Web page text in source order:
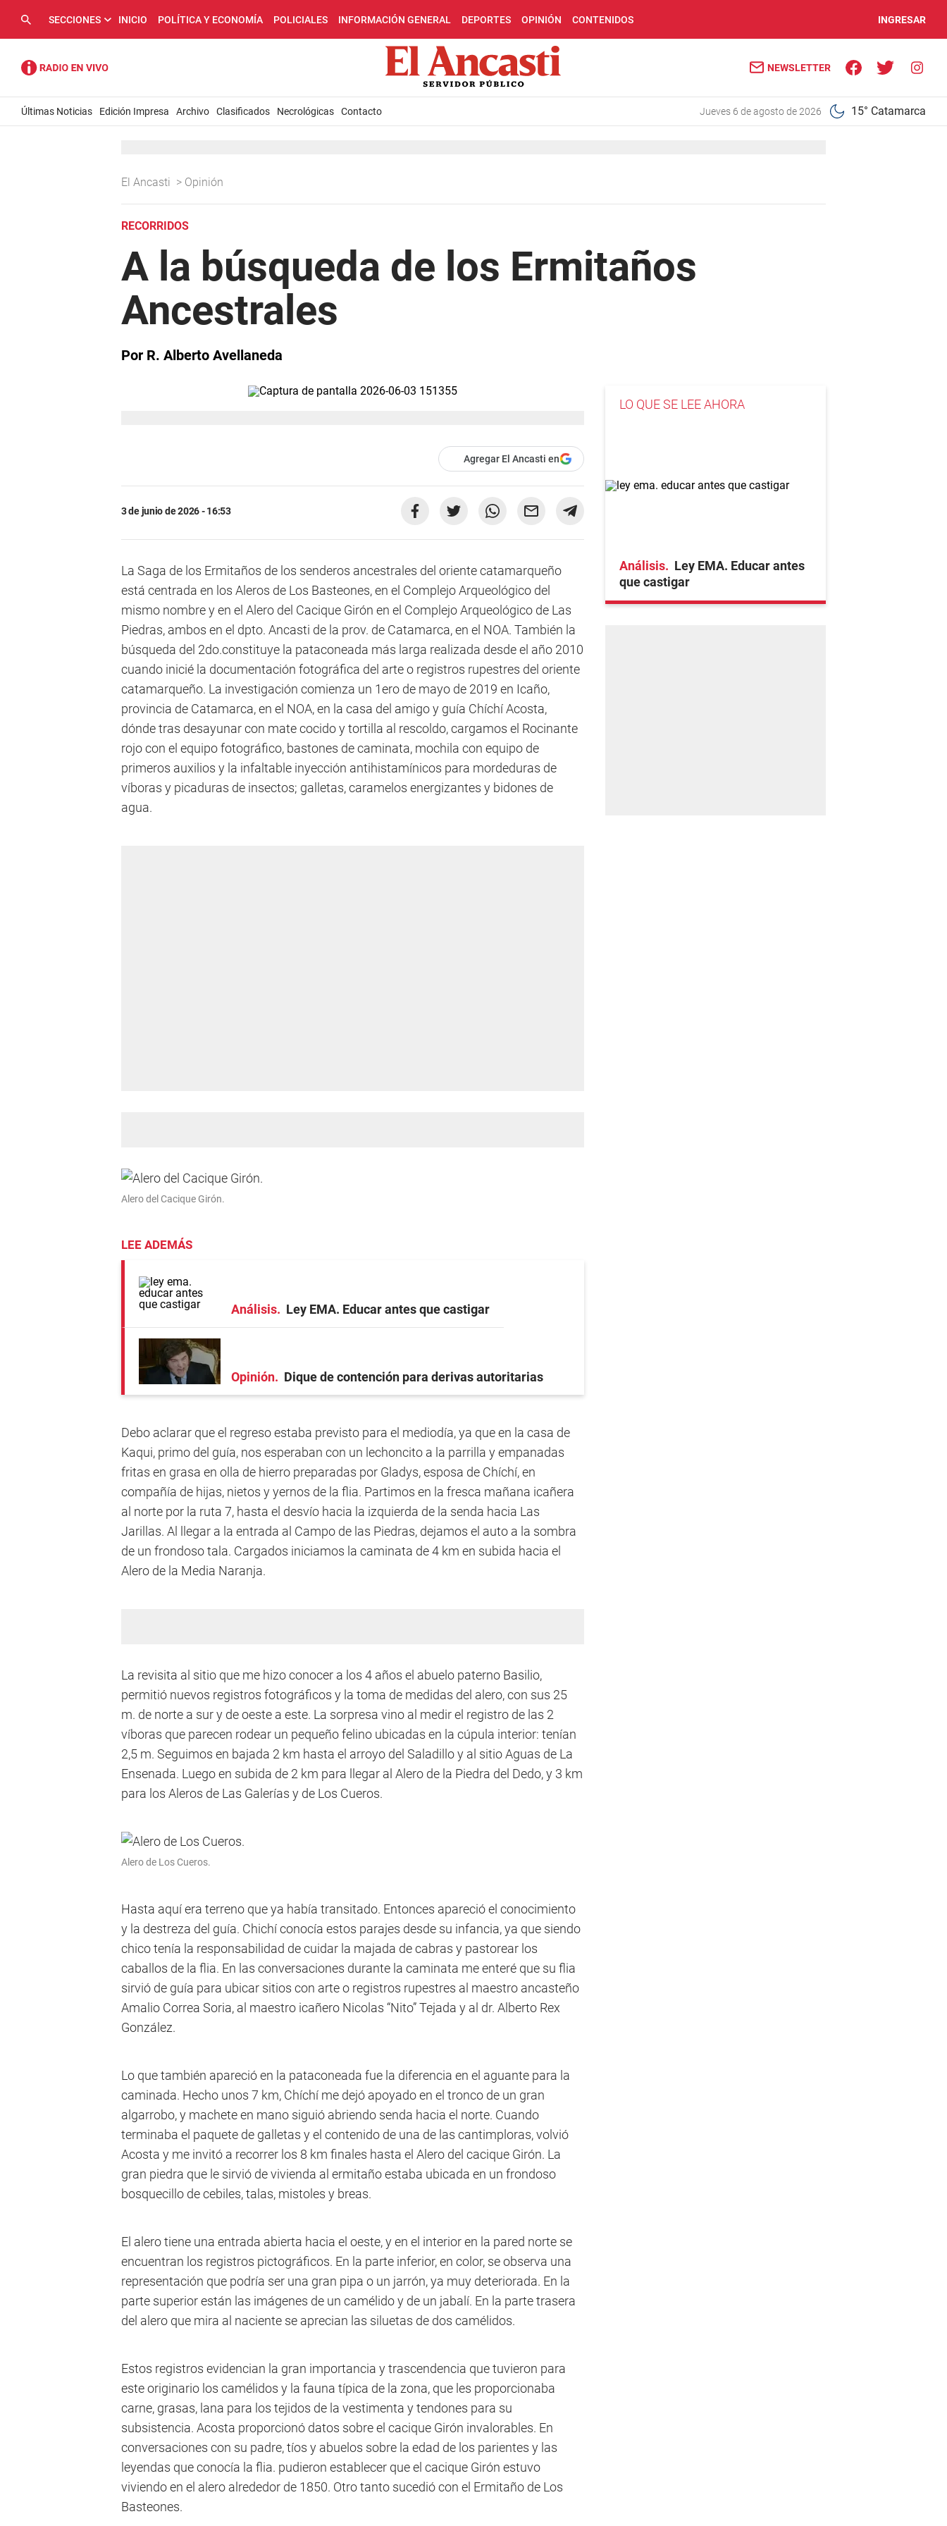
SECCIONES INICIO POLÍTICA Y ECONOMÍA POLICIALES INFORMACIÓN GENERAL DEPORTES OPINIÓN CONTENIDOS INGRESAR
NEWSLETTER
Últimas Noticias Edición Impresa Archivo Clasificados Necrológicas Contacto jueves 6 de agosto de 2026 15° Catamarca
El Ancasti > Opinión
RECORRIDOS
A la búsqueda de los Ermitaños
Ancestrales
Por R. Alberto Avellaneda
Agregar El Ancasti en
3 de junio de 2026 - 16:53
La Saga de los Ermitaños de los senderos ancestrales del oriente catamarqueño
está centrada en los Aleros de Los Basteones, en el Complejo Arqueológico del
mismo nombre y en el Alero del Cacique Girón en el Complejo Arqueológico de Las
Piedras, ambos en el dpto. Ancasti de la prov. de Catamarca, en el NOA. También la
búsqueda del 2do.constituye la pataconeada más larga realizada desde el año 2010
cuando inicié la documentación fotográfica del arte o registros rupestres del oriente
catamarqueño. La investigación comienza un 1ero de mayo de 2019 en Icaño,
provincia de Catamarca, en el NOA, en la casa del amigo y guía Chíchí Acosta,
dónde tras desayunar con mate cocido y tortilla al rescoldo, cargamos el Rocinante
rojo con el equipo fotográfico, bastones de caminata, mochila con equipo de
primeros auxilios y la infaltable inyección antihistamínicos para mordeduras de
víboras y picaduras de insectos; galletas, caramelos energizantes y bidones de
agua.
Alero del Cacique Girón.
LEE ADEMÁS
Análisis Ley EMA. Educar antes que castigar
Opinión Dique de contención para derivas autoritarias
Debo aclarar que el regreso estaba previsto para el mediodía, ya que en la casa de
Kaqui, primo del guía, nos esperaban con un lechoncito a la parrilla y empanadas
fritas en grasa en olla de hierro preparadas por Gladys, esposa de Chíchí, en
compañía de hijas, nietos y yernos de la flia. Partimos en la fresca mañana icañera
al norte por la ruta 7, hasta el desvío hacia la izquierda de la senda hacia Las
Jarillas. Al llegar a la entrada al Campo de las Piedras, dejamos el auto a la sombra
de un frondoso tala. Cargados iniciamos la caminata de 4 km en subida hacia el
Alero de la Media Naranja.
La revisita al sitio que me hizo conocer a los 4 años el abuelo paterno Basilio,
permitió nuevos registros fotográficos y la toma de medidas del alero, con sus 25
m. de norte a sur y de oeste a este. La sorpresa vino al medir el registro de las 2
víboras que parecen rodear un pequeño felino ubicadas en la cúpula interior: tenían
2,5 m. Seguimos en bajada 2 km hasta el arroyo del Saladillo y al sitio Aguas de La
Ensenada. Luego en subida de 2 km para llegar al Alero de la Piedra del Dedo, y 3 km
para los Aleros de Las Galerías y de Los Cueros.
Alero de Los Cueros.
Hasta aquí era terreno que ya había transitado. Entonces apareció el conocimiento
y la destreza del guía. Chichí conocía estos parajes desde su infancia, ya que siendo
chico tenía la responsabilidad de cuidar la majada de cabras y pastorear los
caballos de la flia. En las conversaciones durante la caminata me enteré que su flia
sirvió de guía para ubicar sitios con arte o registros rupestres al maestro ancasteño
Amalio Correa Soria, al maestro icañero Nicolas “Nito” Tejada y al dr. Alberto Rex
González.
Lo que también apareció en la pataconeada fue la diferencia en el aguante para la
caminada. Hecho unos 7 km, Chíchí me dejó apoyado en el tronco de un gran
algarrobo, y machete en mano siguió abriendo senda hacia el norte. Cuando
terminaba el paquete de galletas y el contenido de una de las cantimploras, volvió
Acosta y me invitó a recorrer los 8 km finales hasta el Alero del cacique Girón. La
gran piedra que le sirvió de vivienda al ermitaño estaba ubicada en un frondoso
bosquecillo de cebiles, talas, mistoles y breas.
El alero tiene una entrada abierta hacia el oeste, y en el interior en la pared norte se
encuentran los registros pictográficos. En la parte inferior, en color, se observa una
representación que podría ser una gran pipa o un jarrón, ya muy deteriorada. En la
parte superior están las imágenes de un camélido y de un jabalí. En la parte trasera
del alero que mira al naciente se aprecian las siluetas de dos camélidos.
Estos registros evidencian la gran importancia y trascendencia que tuvieron para
este originario los camélidos y la fauna típica de la zona, que les proporcionaba
carne, grasas, lana para los tejidos de la vestimenta y tendones para su
subsistencia. Acosta proporcionó datos sobre el cacique Girón invalorables. En
conversaciones con su padre, tíos y abuelos sobre la edad de los parientes y las
leyendas que conocía la flia. pudieron establecer que el cacique Girón estuvo
viviendo en el alero alrededor de 1850. Otro tanto sucedió con el Ermitaño de Los
Basteones.
LO QUE SE LEE AHORA
Análisis
Ley EMA. Educar antes
que castigar